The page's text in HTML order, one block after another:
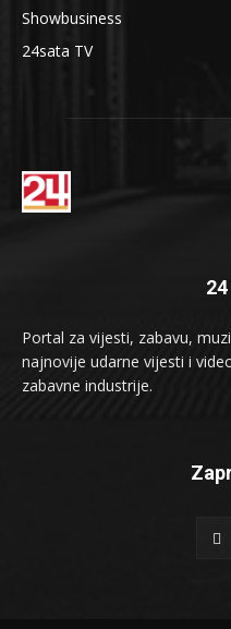
Showbusiness
24sata TV
Portal za vijesti, zabavu,
najnovije udarne vijesti i
zabavne industrije.